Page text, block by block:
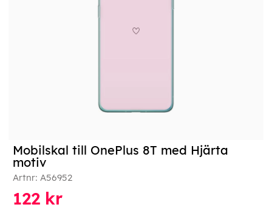
Mobilskal till OnePlus 8T med Hjärta
motiv
Artnr: A56952
122 kr